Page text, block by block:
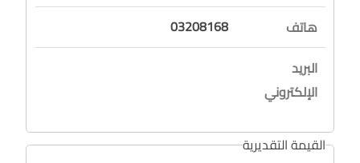
هاتف
03208168
البريد
الإلكتروني
القيمة التقديرية